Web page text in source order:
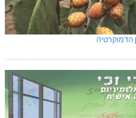
הדמוקרטיה